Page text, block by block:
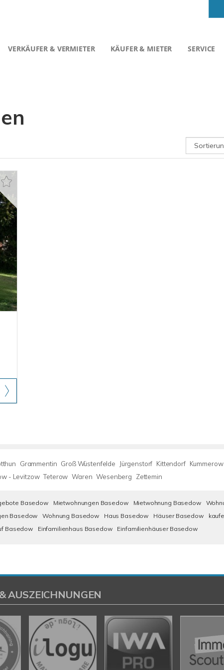
VERKÄUFER & VERMIETER KÄUFER & MIETER SERVICE
Grammentin Groß Wüstenfelde Jürgenstorf Kittendorf Kummerow
- Levitzow Teterow Waren Wesenberg Zettemin
Basedow Mietwohnungen Basedow Mietwohnung Basedow
Basedow Wohnung Basedow Haus Basedow Häuser Basedow
Basedow Einfamilienhaus Basedow Einfamilienhäuser Basedow
AUSZEICHNUNGEN